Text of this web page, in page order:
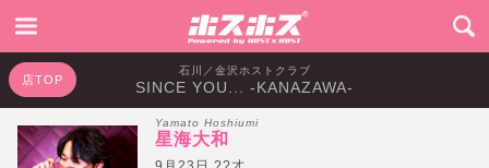
石川／金沢ホストクラブ
SINCE YOU... -KANAZAWA-
店TOP
Yamato Hoshiumi
星海大和